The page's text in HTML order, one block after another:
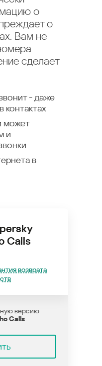
о
о
Вам не
сделает
- даже
контактах
может
и
в
Calls
возврата
версию
Calls